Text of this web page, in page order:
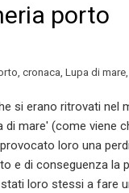
porto
, cronaca, Lupa di mare,
si erano ritrovati nel
di mare' (come viene
loro una
e di conseguenza la
loro stessi a fare